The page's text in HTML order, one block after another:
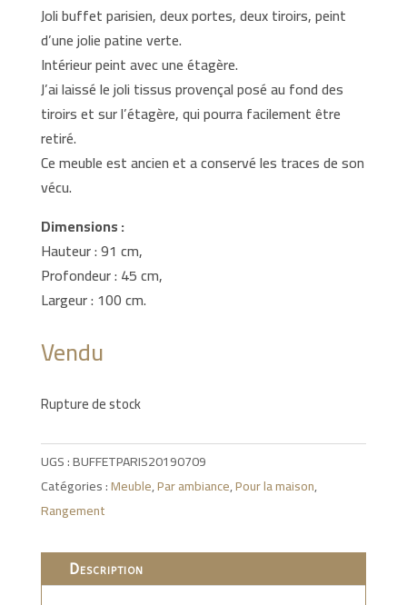
Joli buffet parisien, deux portes, deux tiroirs, peint
d’une jolie patine verte.
Intérieur peint avec une étagère.
J’ai laissé le joli tissus provençal posé au fond des
tiroirs et sur l’étagère, qui pourra facilement être
retiré.
Ce meuble est ancien et a conservé les traces de son
vécu.
Dimensions :
Hauteur : 91 cm,
Profondeur : 45 cm,
Largeur : 100 cm.
Vendu
Rupture de stock
UGS :BUFFETPARIS20190709
Catégories :Meuble,Par ambiance,Pour la maison,
Rangement
Description